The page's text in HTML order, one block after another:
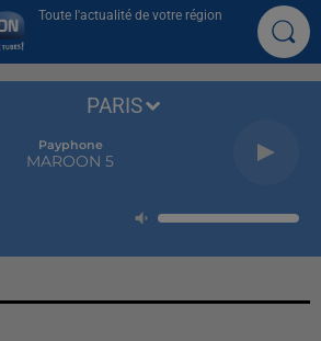
Toute l'actualité de votre région
Payphone
MAROON 5
PARIS